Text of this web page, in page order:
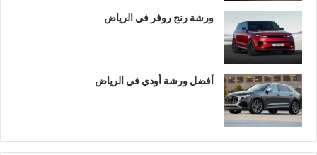
ورشة رنج روفر في الرياض
أفضل ورشة أودي في الرياض